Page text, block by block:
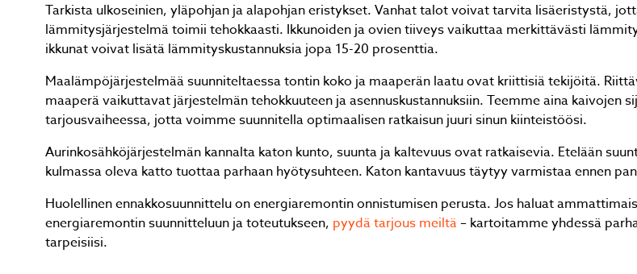
Tarkista ulkoseinien, yläpohjan ja alapohjan eristykset. Vanhat talot voivat tarvita lisäeristystä,
lämmitysjärjestelmä toimii tehokkaasti. Ikkunoiden ja ovien tiiveys vaikuttaa merkittävästi
ikkunat voivat lisätä lämmityskustannuksia jopa 15-20 prosenttia.
Maalämpöjärjestelmää suunniteltaessa tontin koko ja maaperän laatu ovat kriittisiä tekijöitä.
maaperä vaikuttavat järjestelmän tehokkuuteen ja asennuskustannuksiin. Teemme aina kaivojen
tarjousvaiheessa, jotta voimme suunnitella optimaalisen ratkaisun juuri sinun kiinteistöösi.
Aurinkosähköjärjestelmän kannalta katon kunto, suunta ja kaltevuus ovat ratkaisevia. Etelään
kulmassa oleva katto tuottaa parhaan hyötysuhteen. Katon kantavuus täytyy varmistaa ennen
Huolellinen ennakkosuunnittelu on energiaremontin onnistumisen perusta. Jos haluat
energiaremontin suunnitteluun ja toteutukseen, pyydä tarjous meiltä– kartoitamme yhdessä
tarpeisiisi.
Jäikö sinulla
Lähetä kysymyksesi helposti tämän
niin vastaamme sinulle